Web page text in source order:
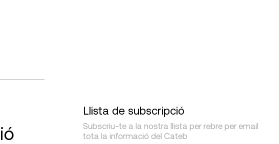
Llista de subscripció
Subscriu-te a la nostra llista per rebre per email
tota la informació del Cateb